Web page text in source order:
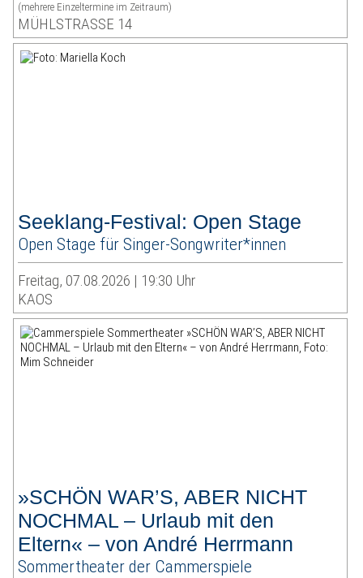
(mehrere Einzeltermine im Zeitraum)
MÜHLSTRASSE 14
Seeklang-Festival: Open Stage
Open Stage für Singer-Songwriter*innen
Freitag, 07.08.2026 | 19:30 Uhr
KAOS
»SCHÖN WAR’S, ABER NICHT
NOCHMAL – Urlaub mit den
Eltern« – von André Herrmann
Sommertheater der Cammerspiele